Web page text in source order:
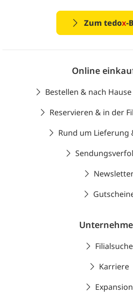
Zum tedox-
Online
Bestellen & nach
Reservieren & in der
Rund um Lieferung
Filialsuche
Karriere
Expansion